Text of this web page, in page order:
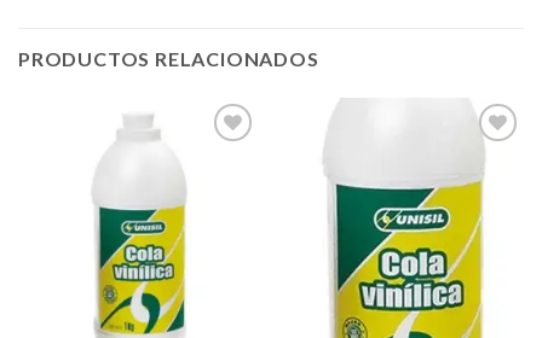
PRODUCTOS RELACIONADOS
a la
lista de
deseos